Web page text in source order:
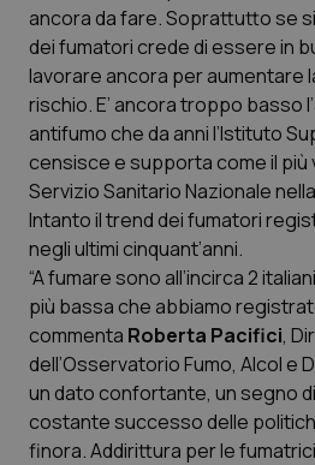
Molise
Piemonte
Provincia Autonoma di
Provincia Autonoma di
Puglia
Sardegna
Sicilia
Epatiti
HIV
Infezioni & Febbre
Ipertensione &
Malattie rare
Malattia di Crohn &
Neuroscienze &
ancora da fare. Soprattutto se
dei fumatori crede di essere in
lavorare ancora per aumentare
rischio. E’ ancora troppo basso
antifumo che da anni l’Istituto
censisce e supporta come il più
Servizio Sanitario Nazionale
Intanto il trend dei fumatori
negli ultimi cinquant’anni.
“A fumare sono all’incirca 2
più bassa che abbiamo
commenta Roberta Pacifici,
dell’Osservatorio Fumo, Alcol e
un dato confortante, un segno
costante successo delle
finora. Addirittura per le